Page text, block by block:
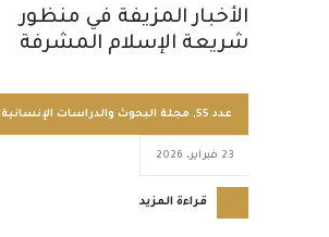
الأخبار المزيفة في منظور
شريعة الإسلام المشرفة
عدد 55 , مجلة البحوث والدراسات الإنسانية
23 فبراير، 2026
قراءة المزيد